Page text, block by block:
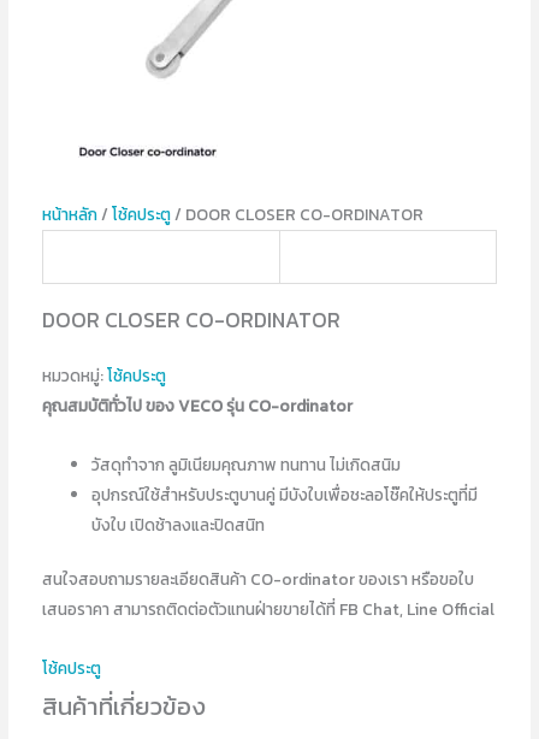
หน้าหลัก/ โช้คประตู/ DOOR CLOSER CO-ORDINATOR
DOOR CLOSER CO-ORDINATOR
หมวดหมู่:โช้คประตู
คุณสมบัติทั่วไป ของ VECO รุ่น CO-ordinator
วัสดุทำจาก ลูมิเนียมคุณภาพ ทนทาน ไม่เกิดสนิม
อุปกรณ์ใช้สำหรับประตูบานคู่ มีบังใบเพื่อชะลอโช๊คให้ประตูที่มี
บังใบ เปิดช้าลงและปิดสนิท
สนใจสอบถามรายละเอียดสินค้า CO-ordinator ของเรา หรือขอใบ
เสนอราคา สามารถติดต่อตัวแทนฝ่ายขายได้ที่ FB Chat, Line Official
โช้คประตู
สินค้าที่เกี่ยวข้อง